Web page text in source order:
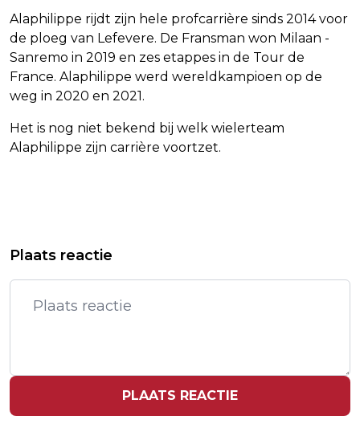
Alaphilippe rijdt zijn hele profcarrière sinds 2014 voor
de ploeg van Lefevere. De Fransman won Milaan -
Sanremo in 2019 en zes etappes in de Tour de
France. Alaphilippe werd wereldkampioen op de
weg in 2020 en 2021.
Het is nog niet bekend bij welk wielerteam
Alaphilippe zijn carrière voortzet.
INSTORTING HOTEL IN KRÖV
KAJAKSPRINTSTERS VORSSELMAN
EN KONIJN LOPEN SOLO FINALE MIS
Plaats reactie
PLAATS REACTIE